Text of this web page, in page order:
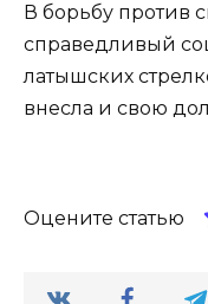
В борьбу против
справедливый
латышских
внесла и свою
Оцените статью